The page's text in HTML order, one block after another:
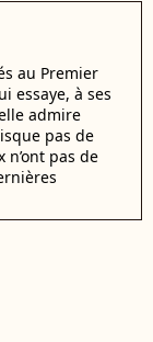
au Premier
essaye, à ses
admire
pas de
pas de